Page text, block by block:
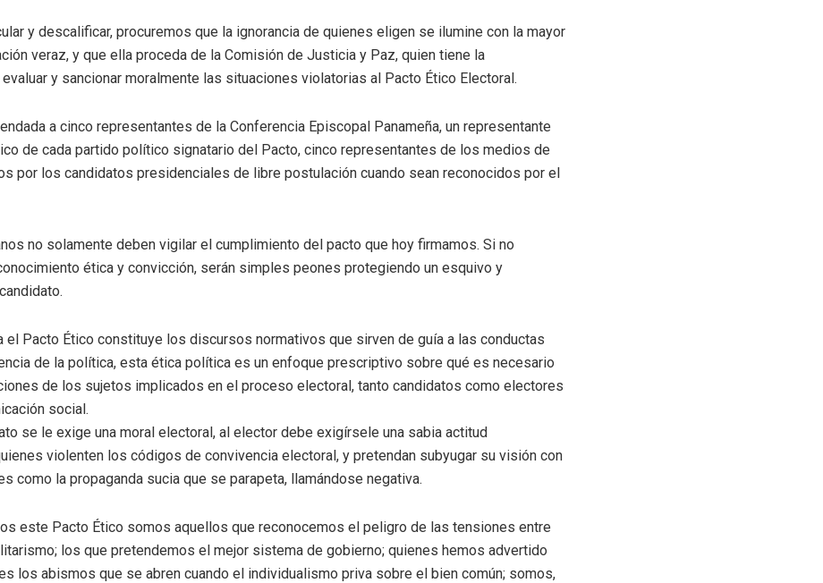
y descalificar, procuremos que la ignorancia de quienes eligen se ilumine con la mayor
veraz, y que ella proceda de la Comisión de Justicia y Paz, quien tiene la
y sancionar moralmente las situaciones violatorias al Pacto Ético Electoral.
a cinco representantes de la Conferencia Episcopal Panameña, un representante
de cada partido político signatario del Pacto, cinco representantes de los medios de
por los candidatos presidenciales de libre postulación cuando sean reconocidos por el
no solamente deben vigilar el cumplimiento del pacto que hoy firmamos. Si no
ética y convicción, serán simples peones protegiendo un esquivo y
el Pacto Ético constituye los discursos normativos que sirven de guía a las conductas
de la política, esta ética política es un enfoque prescriptivo sobre qué es necesario
de los sujetos implicados en el proceso electoral, tanto candidatos como electores
social.
se le exige una moral electoral, al elector debe exigírsele una sabia actitud
violenten los códigos de convivencia electoral, y pretendan subyugar su visión con
como la propaganda sucia que se parapeta, llamándose negativa.
este Pacto Ético somos aquellos que reconocemos el peligro de las tensiones entre
los que pretendemos el mejor sistema de gobierno; quienes hemos advertido
los abismos que se abren cuando el individualismo priva sobre el bien común; somos,